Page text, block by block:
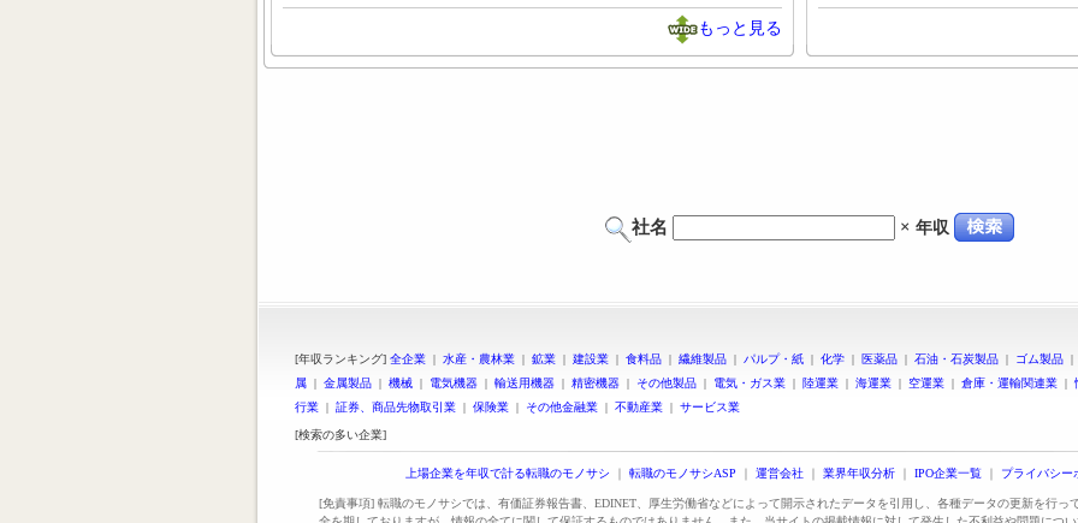
もっと見る
社名 × 年収
[年収ランキング] 全企業 | 水産・農林業 | 鉱業 | 建設業 | 食料品 | 繊維製品 | パルプ・紙 | 化学 | 医薬品 | 石油・石炭製品 | ゴム製品
属 | 金属製品 | 機械 | 電気機器 | 輸送用機器 | 精密機器 | その他製品 | 電気・ガス業 | 陸運業 | 海運業 | 空運業 | 倉庫・運輸関連業 |
行業 | 証券、商品先物取引業 | 保険業 | その他金融業 | 不動産業 | サービス業
[検索の多い企業]
上場企業を年収で計る転職のモノサシ ｜ 転職のモノサシASP ｜ 運営会社 ｜ 業界年収分析 ｜ IPO企業一覧 ｜ プライバシー
[免責事項] 転職のモノサシでは、有価証券報告書、EDINET、厚生労働省などによって開示されたデータを引用し、各種データの更新を行っ